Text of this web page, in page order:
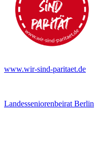
www.wir-sind-paritaet.de
Landesseniorenbeirat Berlin